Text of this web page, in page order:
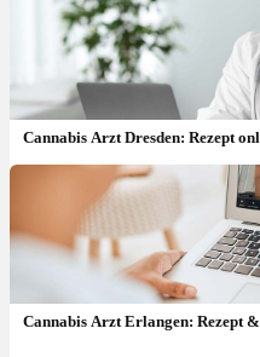
Cannabis Arzt Dresden: Rezept
Cannabis Arzt Erlangen: Rezept